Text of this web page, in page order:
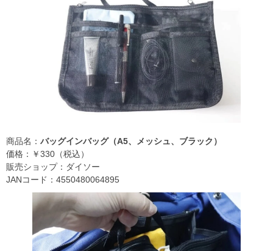
商品名： バッグインバッグ（A5、メッシュ、ブラック）
価格：￥330（税込）
販売ショップ：ダイソー
JANコード：4550480064895